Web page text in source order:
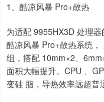
1、酷凉风暴 Pro+散热
为适配 9955HX3D 处理
酷凉风暴 Pro+散热系统
组，搭配 10mm×2、
面积大幅提升。CPU 、
变硅 脂，导热效率远超普